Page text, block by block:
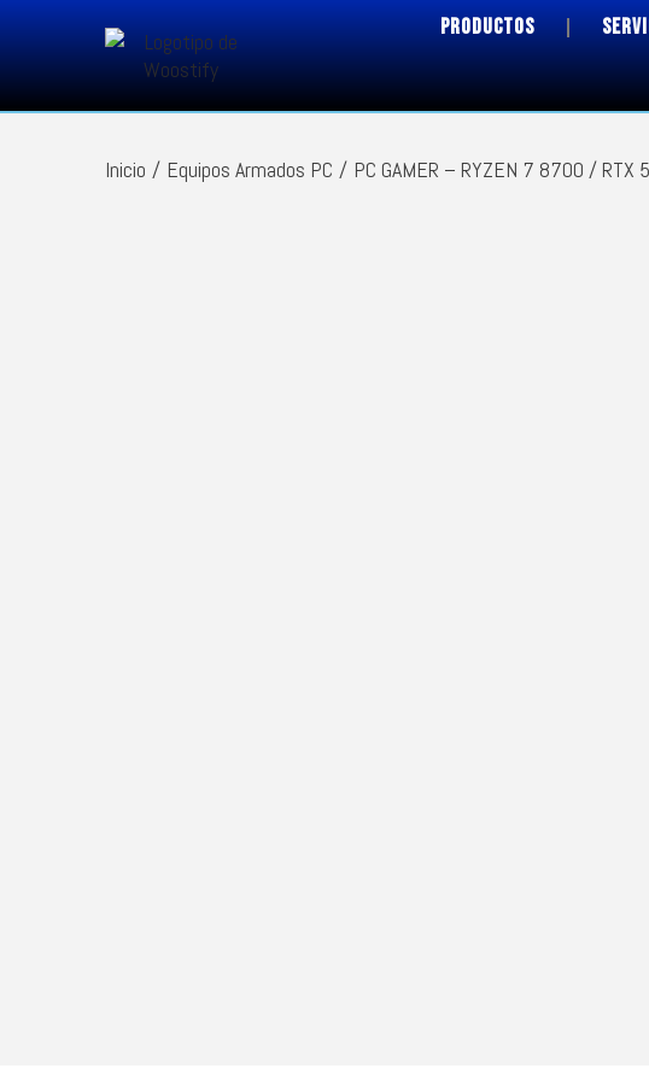
PRODUCTOS
Inicio / Equipos Armados PC / PC GAMER – RYZEN 7 8700 /